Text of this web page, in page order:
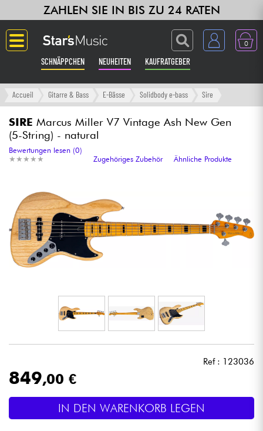
ZAHLEN SIE IN BIS ZU 24 RATEN
0
SCHNÄPPCHEN NEUHEITEN KAUFRATGEBER
Langue
Gitarre & Bass
Verstärker & Effekte
Synths & samplers
Studio
Mikros
Licht
Accueil Gitarre & Bass E-Bässe Solidbody e-bass Sire
SIRE Marcus Miller V7 Vintage Ash New Gen
(5-String) - natural
★ ★ ★ ★ ★
★ ★ ★ ★ ★
Bewertungen lesen (0)
Zugehöriges Zubehör
Ähnliche Produkte
Ref : 123036
849,00 €
IN DEN WARENKORB LEGEN